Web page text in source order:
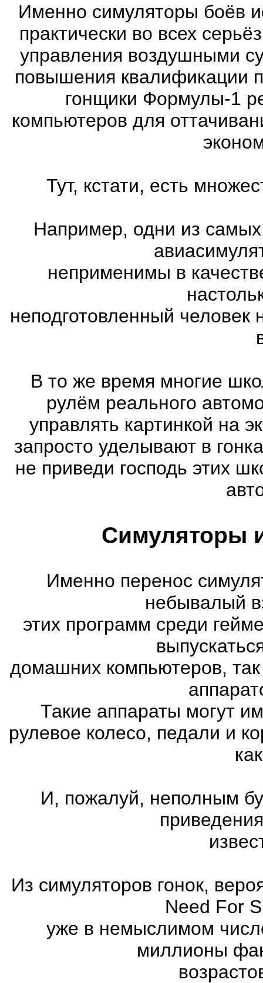
Именно симуляторы боёв
практически во всех
управления воздушными
повышения квалификации
гонщики Формулы-1
компьютеров для
Тут, кстати, есть
Например, одни из
неприменимы в
неподготовленный
В то же время многие
рулём реального
управлять картинкой на
запросто уделывают в
не приведи господь этих
Симуляторы
Именно перенос
небывалый
этих программ среди
домашних компьютеров,
Такие аппараты могут
рулевое колесо, педали и
И, пожалуй, неполным
Из симуляторов гонок,
Need For
уже в немыслимом
миллионы